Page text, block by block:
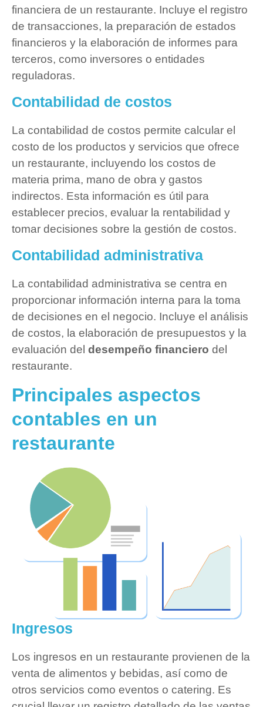
financiera de un restaurante. Incluye el registro
de transacciones, la preparación de estados
financieros y la elaboración de informes para
terceros, como inversores o entidades
reguladoras.
Contabilidad de costos
La contabilidad de costos permite calcular el
costo de los productos y servicios que ofrece
un restaurante, incluyendo los costos de
materia prima, mano de obra y gastos
indirectos. Esta información es útil para
establecer precios, evaluar la rentabilidad y
tomar decisiones sobre la gestión de costos.
Contabilidad administrativa
La contabilidad administrativa se centra en
proporcionar información interna para la toma
de decisiones en el negocio. Incluye el análisis
de costos, la elaboración de presupuestos y la
evaluación del desempeño financiero del
restaurante.
Principales aspectos
contables en un
restaurante
Ingresos
Los ingresos en un restaurante provienen de la
venta de alimentos y bebidas, así como de
otros servicios como eventos o catering. Es